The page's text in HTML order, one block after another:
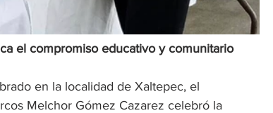
el compromiso educativo y comunitario
en la localidad de Xaltepec, el
Melchor Gómez Cazarez celebró la